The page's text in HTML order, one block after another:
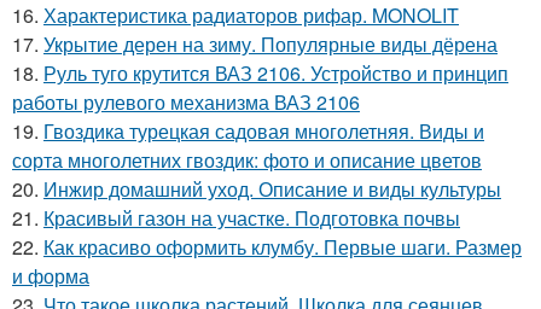
16. Характеристика радиаторов рифар. MONOLIT
17. Укрытие дерен на зиму. Популярные виды дёрена
18. Руль туго крутится ВАЗ 2106. Устройство и принцип
работы рулевого механизма ВАЗ 2106
19. Гвоздика турецкая садовая многолетняя. Виды и
сорта многолетних гвоздик: фото и описание цветов
20. Инжир домашний уход. Описание и виды культуры
21. Красивый газон на участке. Подготовка почвы
22. Как красиво оформить клумбу. Первые шаги. Размер
и форма